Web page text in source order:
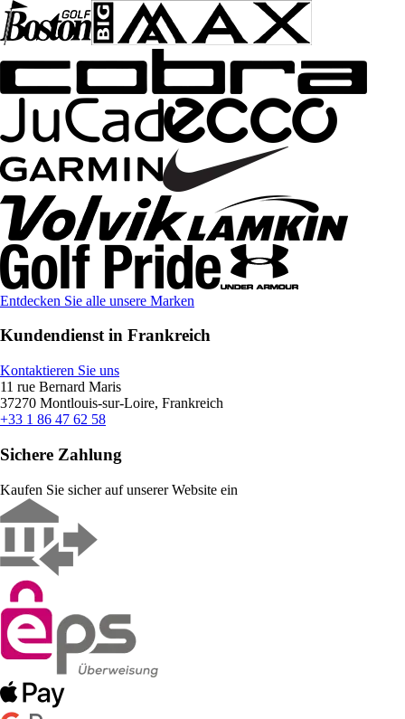
Entdecken Sie alle unsere Marken
Kundendienst in Frankreich
Kontaktieren Sie uns
11 rue Bernard Maris
37270 Montlouis-sur-Loire, Frankreich
+33 1 86 47 62 58
Sichere Zahlung
Kaufen Sie sicher auf unserer Website ein